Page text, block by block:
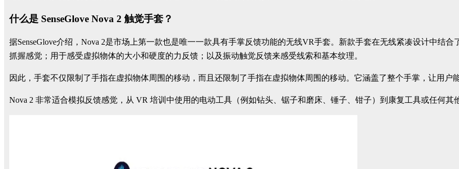
什么是 SenseGlove Nova 2 触觉手套？
据SenseGlove介绍，Nova 2是市场上第一款也是唯一一款具有手掌反馈功能的无线VR手套。新款手套在无线紧凑设计中结
抓握感觉；用于感受虚拟物体的大小和硬度的力反馈；以及振动触觉反馈来感受线索和基本纹理。
因此，手套不仅限制了手指在虚拟物体周围的移动，而且还限制了手指在虚拟物体周围的移动。它涵盖了整个手掌，让用户
Nova 2 非常适合模拟反馈感觉，从 VR 培训中使用的电动工具（例如钻头、锯子和磨床、锤子、钳子）到康复工具或任何其